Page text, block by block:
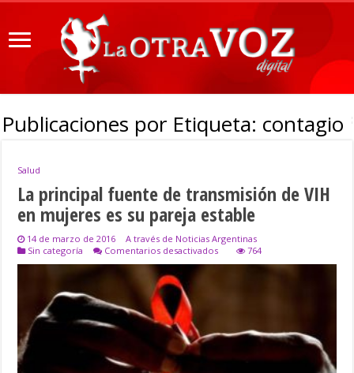
Publicaciones por Etiqueta: contagio
Salud
La principal fuente de transmisión de VIH
en mujeres es su pareja estable
14 de marzo de 2016
A través de Noticias Argentinas
Sin categoría
Comentarios desactivadosen
La
VIH
764